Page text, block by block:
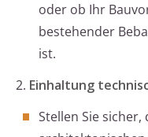
oder ob Ihr
bestehender
ist.
2. Einhaltung
Stellen Sie